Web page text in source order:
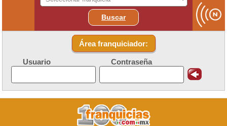
Buscar
Área franquiciador:
Usuario Contraseña